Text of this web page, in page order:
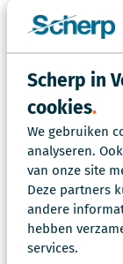
Scherp in
cookies
We gebruiken
analyseren.
van onze site
Deze partners
andere
hebben
services.
Stel je
Kunnen
Hebben
oog voor
Hoe laten
rol spelen